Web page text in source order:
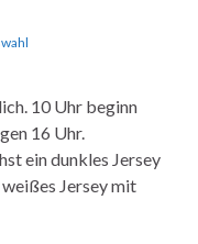
10 Uhr beginn
16 Uhr.
ein dunkles Jersey
Jersey mit